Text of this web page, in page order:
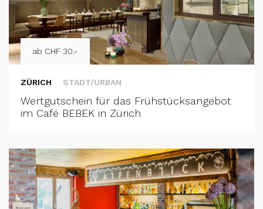
ab CHF 30.-
ZÜRICH STADT/URBAN
Wertgutschein für das Frühstücksangebot
im Café BEBEK in Zürich